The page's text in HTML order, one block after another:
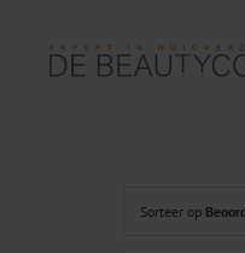
inhoud
Sorteer op